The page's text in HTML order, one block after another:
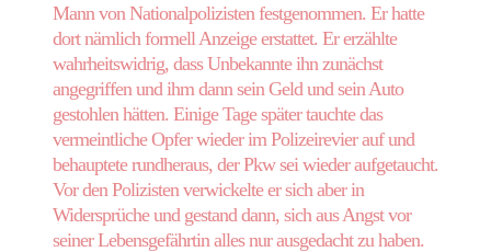
Mann von Nationalpolizisten festgenommen. Er hatte
dort nämlich formell Anzeige erstattet. Er erzählte
wahrheitswidrig, dass Unbekannte ihn zunächst
angegriffen und ihm dann sein Geld und sein Auto
gestohlen hätten. Einige Tage später tauchte das
vermeintliche Opfer wieder im Polizeirevier auf und
behauptete rundheraus, der Pkw sei wieder aufgetaucht.
Vor den Polizisten verwickelte er sich aber in
Widersprüche und gestand dann, sich aus Angst vor
seiner Lebensgefährtin alles nur ausgedacht zu haben.